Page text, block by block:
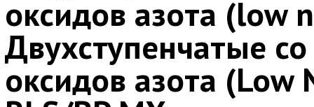
оксидов азота (low
Двухступенчатые
оксидов азота